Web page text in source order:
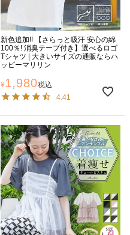
新色追加!! 【さらっと吸汗 安心の綿
100％! 消臭テープ付き】選べるロゴ
Tシャツ | 大きいサイズの通販ならハ
ッピーマリリン
¥1,980税込
4.41